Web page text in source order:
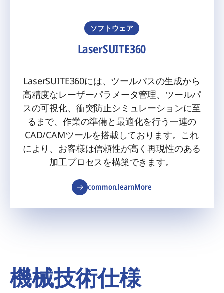
common.learnMore
ソフトウェア
LaserSUITE360
LaserSUITE360には、ツールパスの生成から
高精度なレーザーパラメータ管理、ツールパ
スの可視化、衝突防止シミュレーションに至
るまで、作業の準備と最適化を行う一連の
CAD/CAMツールを搭載しております。これ
により、お客様は信頼性が高く再現性のある
加工プロセスを構築できます。
機械技術仕様